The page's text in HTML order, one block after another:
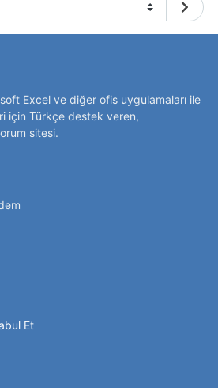
Excel ve diğer ofis uygulamaları ile
için Türkçe destek veren,
sitesi.
Et